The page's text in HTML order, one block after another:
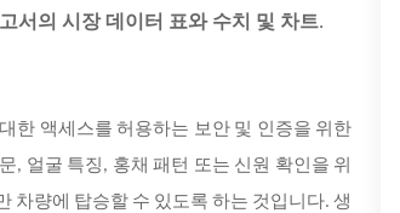
서의 시장 데이터 표와 수치 및 차트.
한 액세스를 허용하는 보안 및 인증을 위한
, 얼굴 특징, 홍채 패턴 또는 신원 확인을 위
차량에 탑승할 수 있도록 하는 것입니다. 생